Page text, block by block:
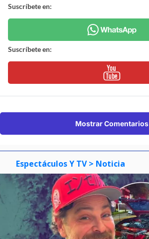
Suscríbete en:
Suscríbete en:
Mostrar Comentarios
Espectáculos Y TV > Noticia